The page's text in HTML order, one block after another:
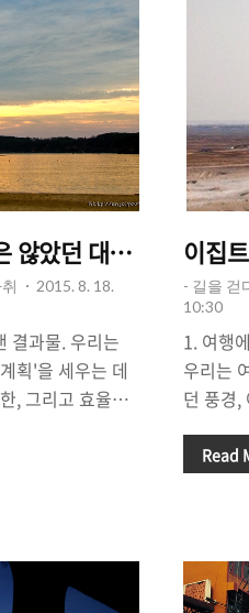
- 순탄치만은 않았던 대마도(쓰시
2015. 8. 18.
결과물. 우리는
획'을 세우는 데
, 그리고 효율적
지만 한편으로
행에서는 계획과
여행지에서 모
이집
- 길을 걷
10:30
1. 여행
우리는
던 풍경,
한 기
과의 만
람으로
Read